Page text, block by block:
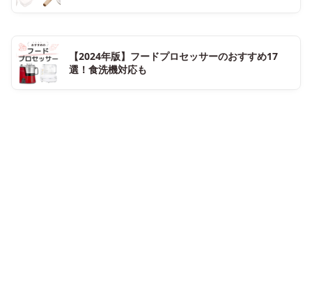
【2024年版】フードプロセッサーのおすすめ17
選！食洗機対応も